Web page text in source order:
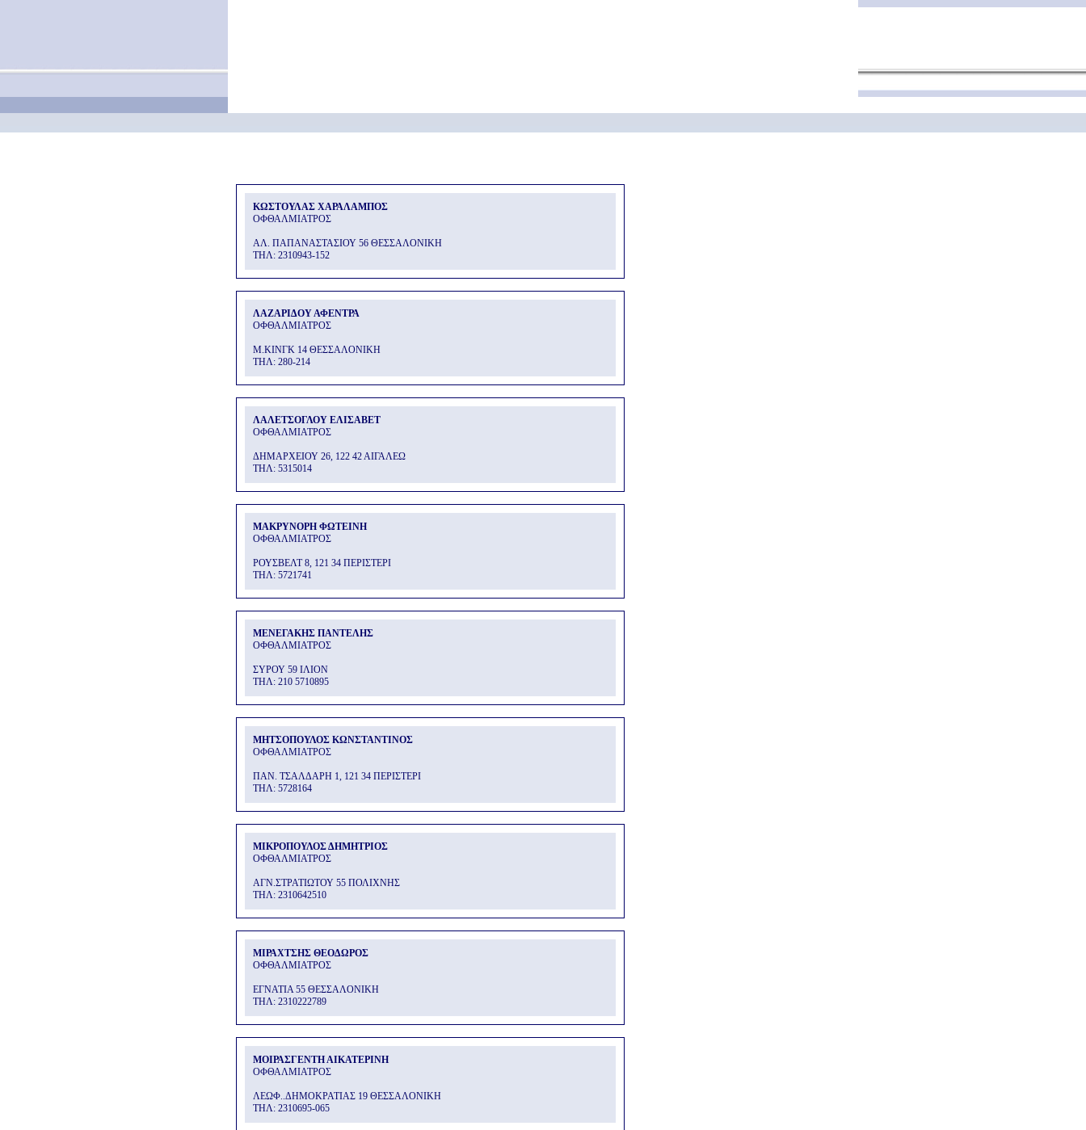
ΚΩΣΤΟΥΛΑΣ ΧΑΡΑΛΑΜΠΟΣ
ΟΦΘΑΛΜΙΑΤΡΟΣ
ΑΛ. ΠΑΠΑΝΑΣΤΑΣΙΟΥ 56 ΘΕΣΣΑΛΟΝΙΚΗ
THΛ: 2310943-152
ΛΑΖΑΡΙΔΟΥ ΑΦΕΝΤΡΑ
ΟΦΘΑΛΜΙΑΤΡΟΣ
Μ.ΚΙΝΓΚ 14 ΘΕΣΣΑΛΟΝΙΚΗ
THΛ: 280-214
ΛΑΛΕΤΣΟΓΛΟΥ ΕΛΙΣΑΒΕΤ
ΟΦΘΑΛΜΙΑΤΡΟΣ
ΔΗΜΑΡΧΕΙΟΥ 26, 122 42 ΑΙΓΑΛΕΩ
THΛ: 5315014
ΜΑΚΡΥΝΟΡΗ ΦΩΤΕΙΝΗ
ΟΦΘΑΛΜΙΑΤΡΟΣ
ΡΟΥΣΒΕΛΤ 8, 121 34 ΠΕΡΙΣΤΕΡΙ
THΛ: 5721741
ΜΕΝΕΓΑΚΗΣ ΠΑΝΤΕΛΗΣ
ΟΦΘΑΛΜΙΑΤΡΟΣ
ΣΥΡΟΥ 59 ΙΛΙΟΝ
THΛ: 210 5710895
ΜΗΤΣΟΠΟΥΛΟΣ ΚΩΝΣΤΑΝΤΙΝΟΣ
ΟΦΘΑΛΜΙΑΤΡΟΣ
ΠΑΝ. ΤΣΑΛΔΑΡΗ 1, 121 34 ΠΕΡΙΣΤΕΡΙ
THΛ: 5728164
ΜΙΚΡΟΠΟΥΛΟΣ ΔΗΜΗΤΡΙΟΣ
ΟΦΘΑΛΜΙΑΤΡΟΣ
ΑΓΝ.ΣΤΡΑΤΙΩΤΟΥ 55 ΠΟΛΙΧΝΗΣ
THΛ: 2310642510
ΜΙΡΑΧΤΣΗΣ ΘΕΟΔΩΡΟΣ
ΟΦΘΑΛΜΙΑΤΡΟΣ
ΕΓΝΑΤΙΑ 55 ΘΕΣΣΑΛΟΝΙΚΗ
THΛ: 2310222789
ΜΟΙΡΑΣΓΕΝΤΗ ΑΙΚΑΤΕΡΙΝΗ
ΟΦΘΑΛΜΙΑΤΡΟΣ
ΛΕΩΦ..ΔΗΜΟΚΡΑΤΙΑΣ 19 ΘΕΣΣΑΛΟΝΙΚΗ
THΛ: 2310695-065